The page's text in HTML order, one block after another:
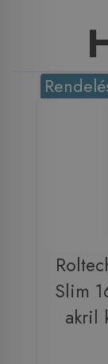
Slim
akril